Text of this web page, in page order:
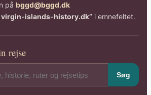
på bggd@bggd.dk
virgin-islands-history.dk” i emnefeltet.
rejse
Søg